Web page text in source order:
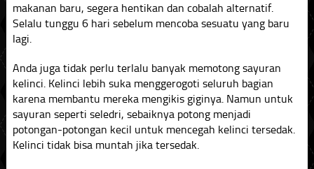
makanan baru, segera hentikan dan cobalah alternatif.
Selalu tunggu 6 hari sebelum mencoba sesuatu yang baru
lagi.
Anda juga tidak perlu terlalu banyak memotong sayuran
kelinci. Kelinci lebih suka menggerogoti seluruh bagian
karena membantu mereka mengikis giginya. Namun untuk
sayuran seperti seledri, sebaiknya potong menjadi
potongan-potongan kecil untuk mencegah kelinci tersedak.
Kelinci tidak bisa muntah jika tersedak.